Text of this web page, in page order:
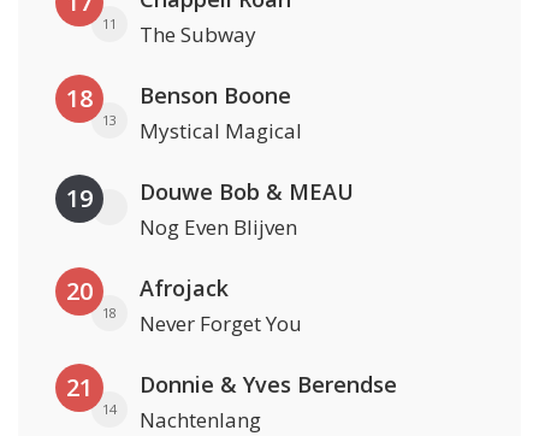
11 The Subway
18
13
Benson Boone
Mystical Magical
19 Douwe Bob & MEAU
Nog Even Blijven
20
18
Afrojack
Never Forget You
21
14
Donnie & Yves Berendse
Nachtenlang